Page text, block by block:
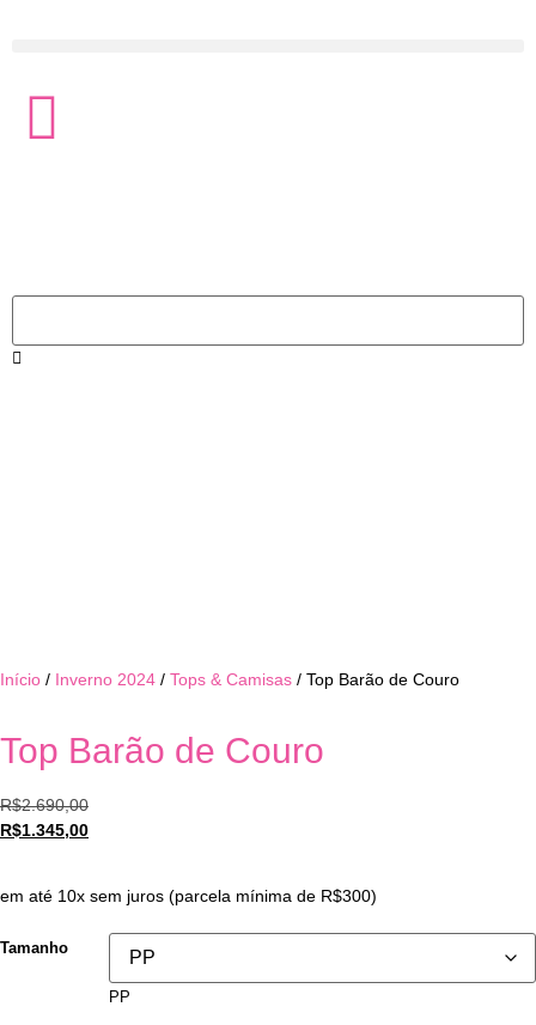
Início / Inverno 2024 / Tops & Camisas / Top Barão de Couro
Top Barão de Couro
R$2.690,00
R$1.345,00
em até 10x sem juros (parcela mínima de R$300)
Tamanho
PP